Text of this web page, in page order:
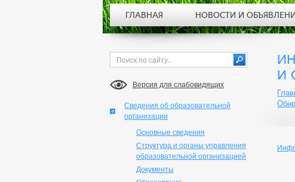
Версия для слабовидящих
Сведения об образовательной
организации
Основные сведения
Структура и органы управления
образовательной организацией
Документы
И
ГЛАВНАЯ НОВОСТИ И